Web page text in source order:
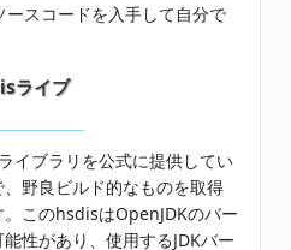
ースコードを入手して自分で
ライブ
イブラリを公式に提供してい
野良ビルド的なものを取得
このhsdisはOpenJDKのバー
性があり、使用するJDKバー